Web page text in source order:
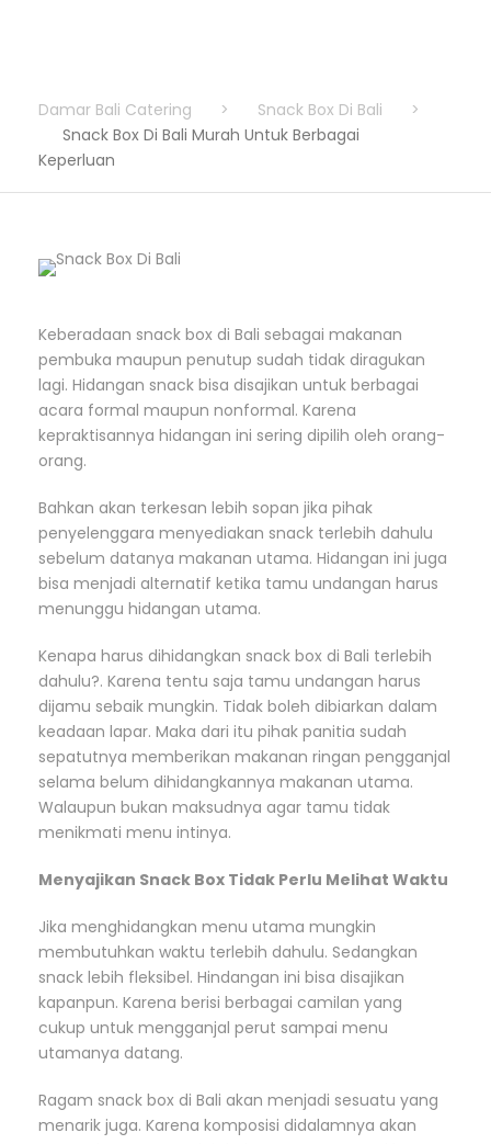
Damar Bali Catering > Snack Box Di Bali
>
Snack Box Di Bali Murah Untuk Berbagai
Keperluan
Keberadaan snack box di Bali sebagai makanan
pembuka maupun penutup sudah tidak diragukan
lagi. Hidangan snack bisa disajikan untuk berbagai
acara formal maupun nonformal. Karena
kepraktisannya hidangan ini sering dipilih oleh orang-
orang.
Bahkan akan terkesan lebih sopan jika pihak
penyelenggara menyediakan snack terlebih dahulu
sebelum datanya makanan utama. Hidangan ini juga
bisa menjadi alternatif ketika tamu undangan harus
menunggu hidangan utama.
Kenapa harus dihidangkan snack box di Bali terlebih
dahulu?. Karena tentu saja tamu undangan harus
dijamu sebaik mungkin. Tidak boleh dibiarkan dalam
keadaan lapar. Maka dari itu pihak panitia sudah
sepatutnya memberikan makanan ringan pengganjal
selama belum dihidangkannya makanan utama.
Walaupun bukan maksudnya agar tamu tidak
menikmati menu intinya.
Menyajikan Snack Box Tidak Perlu Melihat Waktu
Jika menghidangkan menu utama mungkin
membutuhkan waktu terlebih dahulu. Sedangkan
snack lebih fleksibel. Hindangan ini bisa disajikan
kapanpun. Karena berisi berbagai camilan yang
cukup untuk mengganjal perut sampai menu
utamanya datang.
Ragam snack box di Bali akan menjadi sesuatu yang
menarik juga. Karena komposisi didalamnya akan